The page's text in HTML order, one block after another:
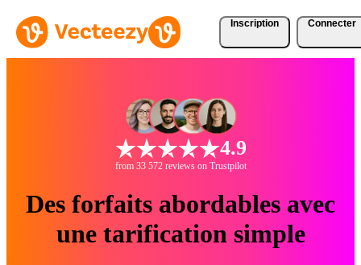
Inscription Connecter
4.9
from 33 572 reviews on Trustpilot
Des forfaits abordables avec
une tarification simple